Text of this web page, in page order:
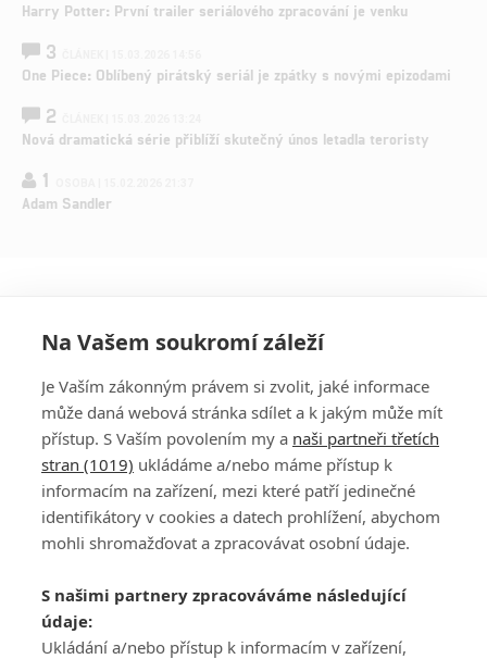
Harry Potter: První trailer seriálového zpracování je venku
3
One Piece: Oblíbený pirátský seriál je zpátky s novými epizodami
2
Nová dramatická série přiblíží skutečný únos letadla teroristy
1
Adam Sandler
PŘIHLÁSIT
REGISTROVAT
DISKUZE
Šéfredaktorkou webu jePetr Slavík, e-mailserialy@fandimefilmu.cz
Máte-li zájem o inzerci na našem webu napište nám na e-mail
studio@koncal.com
Na Vašem soukromí záleží
Je Vaším zákonným právem si zvolit, jaké informace
může daná webová stránka sdílet a k jakým může mít
přístup. S Vaším povolením my a naši partneři třetích
stran (1019) ukládáme a/nebo máme přístup k
informacím na zařízení, mezi které patří jedinečné
identifikátory v cookies a datech prohlížení, abychom
mohli shromažďovat a zpracovávat osobní údaje.
S našimi partnery zpracováváme následující
údaje:
Ukládání a/nebo přístup k informacím v zařízení,